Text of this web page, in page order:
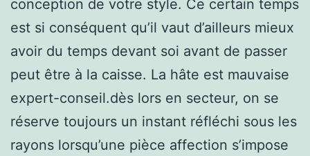
conception de votre style. Ce certain temps
est si conséquent qu’il vaut d’ailleurs mieux
avoir du temps devant soi avant de passer
peut être à la caisse. La hâte est mauvaise
expert-conseil.dès lors en secteur, on se
réserve toujours un instant réfléchi sous les
rayons lorsqu’une pièce affection s’impose